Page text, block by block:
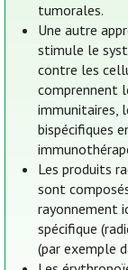
tumorales.
Une autre
stimule le
contre les
comprennent
immunitaires,
bispécifiques
Les produits
sont
rayonnement
spécifique
(par exemple